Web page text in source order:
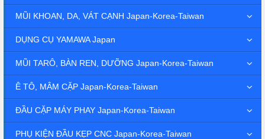
MŨI KHOAN, DA, VÁT CẠNH Japan-Korea-Taiwan
DỤNG CỤ YAMAWA Japan
MŨI TARÔ, BÀN REN, DƯỠNG Japan-Korea-Taiwan
Ê TÔ, MÂM CẶP Japan-Korea-Taiwan
ĐẦU CẶP MÁY PHAY Japan-Korea-Taiwan
PHỤ KIỆN ĐẦU KẸP CNC Japan-Korea-Taiwan